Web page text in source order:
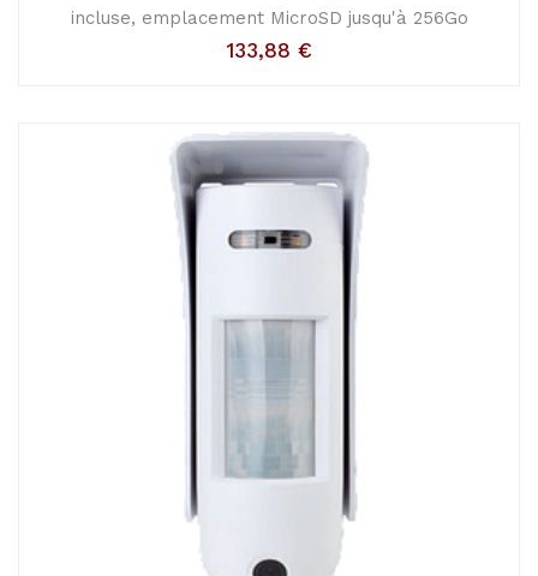
incluse, emplacement MicroSD jusqu'à 256Go
133,88 €